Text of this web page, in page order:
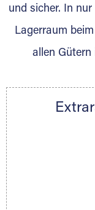
Nachricht.
Telefon:+49
DMG
www.dmg-
und sicher. In
Lagerraum
allen Gütern